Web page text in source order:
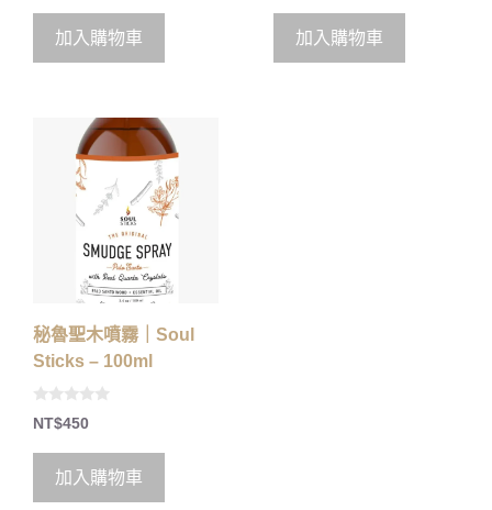
t
5
加入購物車
5
加入購物車
秘魯聖木噴霧｜Soul
Sticks – 100ml
0
o
t
5
NT$450
加入購物車